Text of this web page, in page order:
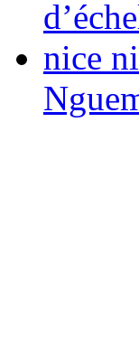
nice